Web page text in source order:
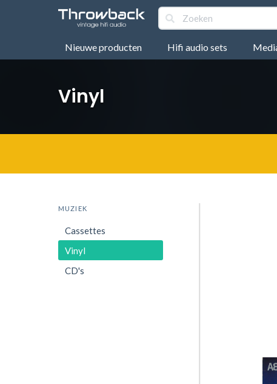
Nieuwe producten Hifi audio sets
Vinyl
MUZIEK
Cassettes
Vinyl
CD's